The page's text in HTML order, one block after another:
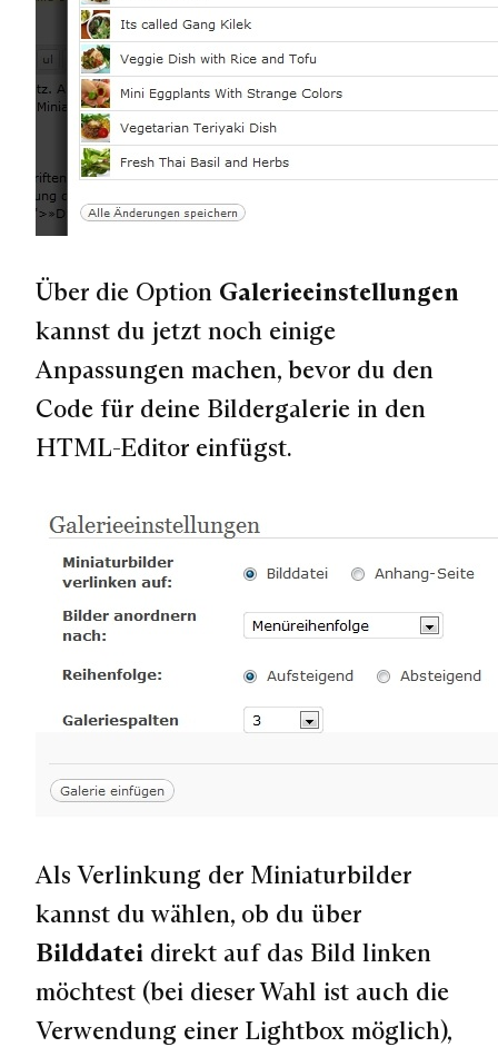
Über die Option Galerieeinstellungen
kannst du jetzt noch einige
Anpassungen machen, bevor du den
Code für deine Bildergalerie in den
HTML-Editor einfügst.
Als Verlinkung der Miniaturbilder
kannst du wählen, ob du über
Bilddatei direkt auf das Bild linken
möchtest (bei dieser Wahl ist auch die
Verwendung einer Lightbox möglich),